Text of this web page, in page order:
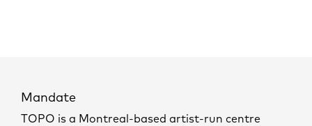
Mandate
TOPO is a Montreal-based artist-run centre